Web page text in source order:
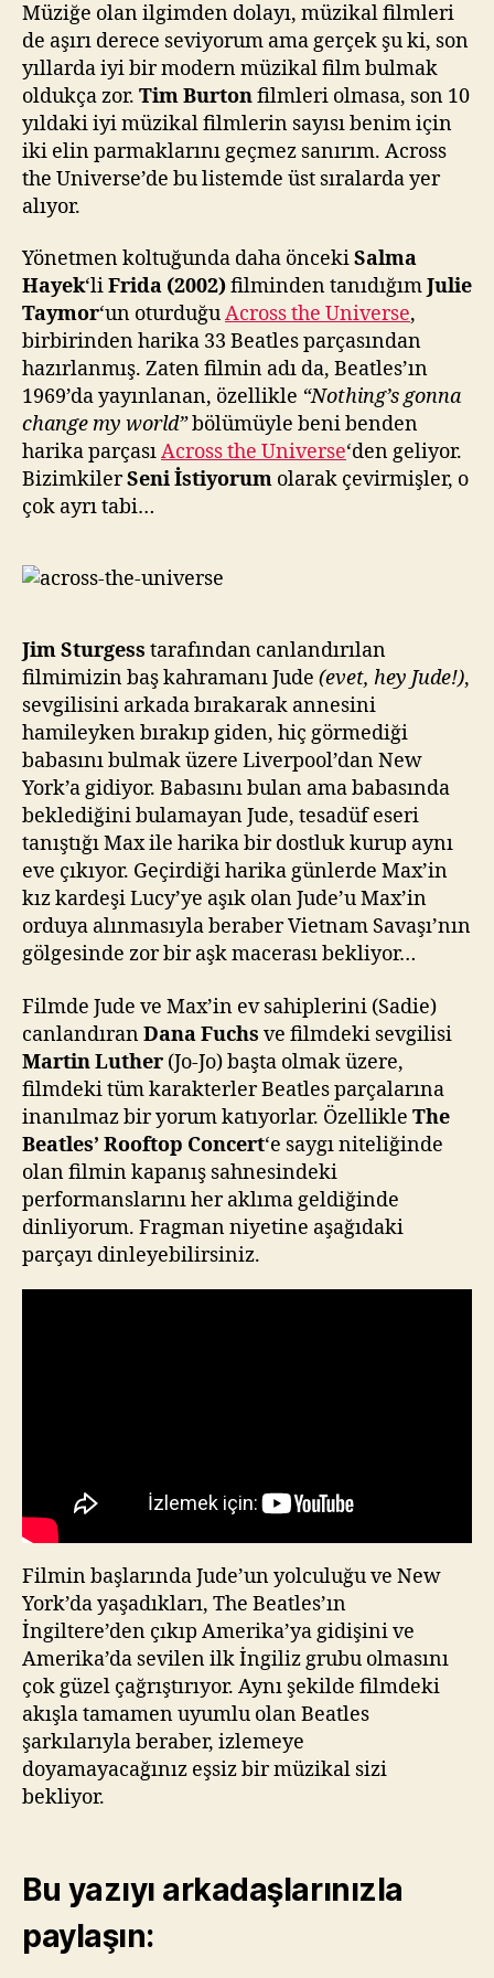
Müziğe olan ilgimden dolayı, müzikal filmleri
de aşırı derece seviyorum ama gerçek şu ki, son
yıllarda iyi bir modern müzikal film bulmak
oldukça zor. Tim Burtonfilmleri olmasa, son 10
yıldaki iyi müzikal filmlerin sayısı benim için
iki elin parmaklarını geçmez sanırım. Across
the Universe’de bu listemde üst sıralarda yer
alıyor.
Yönetmen koltuğunda daha öncekiSalma
Hayek‘liFrida (2002)filminden tanıdığımJulie
Taymor‘un oturduğuAcross the Universe,
birbirinden harika 33 Beatles parçasından
hazırlanmış. Zaten filmin adı da, Beatles’ın
1969’da yayınlanan, özellikle “Nothing’s gonna
change my world”bölümüyle beni benden
harika parçasıAcross the Universe‘den geliyor.
BizimkilerSeni İstiyorum olarak çevirmişler, o
çok ayrı tabi…
Jim Sturgess tarafından canlandırılan
filmimizin baş kahramanı Jude (evet, hey Jude!),
sevgilisini arkada bırakarak annesini
hamileyken bırakıp giden, hiç görmediği
babasını bulmak üzere Liverpool’dan New
York’a gidiyor. Babasını bulan ama babasında
beklediğini bulamayan Jude, tesadüf eseri
tanıştığı Max ile harika bir dostluk kurup aynı
eve çıkıyor. Geçirdiği harika günlerde Max’in
kız kardeşi Lucy’ye aşık olan Jude’u Max’in
orduya alınmasıyla beraber Vietnam Savaşı’nın
gölgesinde zor bir aşk macerası bekliyor…
Filmde Jude ve Max’in ev sahiplerini (Sadie)
canlandıranDana Fuchs ve filmdeki sevgilisi
Martin Luther (Jo-Jo) başta olmak üzere,
filmdeki tüm karakterler Beatles parçalarına
inanılmaz bir yorum katıyorlar. Özellikle The
Beatles’ Rooftop Concert‘e saygı niteliğinde
olan filmin kapanış sahnesindeki
performanslarını her aklıma geldiğinde
dinliyorum. Fragman niyetine aşağıdaki
parçayı dinleyebilirsiniz.
Filmin başlarında Jude’un yolculuğu ve New
York’da yaşadıkları, The Beatles’ın
İngiltere’den çıkıp Amerika’ya gidişini ve
Amerika’da sevilen ilk İngiliz grubu olmasını
çok güzel çağrıştırıyor. Aynı şekilde filmdeki
akışla tamamen uyumlu olan Beatles
şarkılarıyla beraber, izlemeye
doyamayacağınız eşsiz bir müzikal sizi
bekliyor.
Bu yazıyı arkadaşlarınızla
paylaşın: